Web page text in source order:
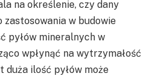
na określenie, czy dany
zastosowania w budowie
pyłów mineralnych w
wpłynąć na wytrzymałość
duża ilość pyłów może